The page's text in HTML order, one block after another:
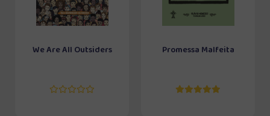
We Are All Outsiders Promessa Malfeita